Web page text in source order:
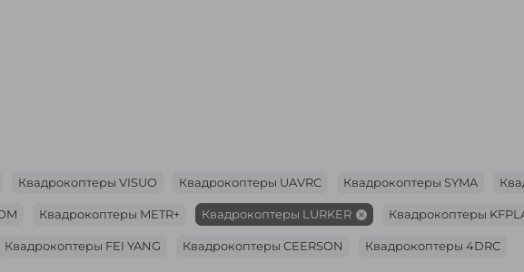
Квадрокоптеры VISUO Квадрокоптеры UAVRC Квадрокоптеры SYMA
Квадрокоптеры METR+ Квадрокоптеры LURKER Квадрокоптеры
Квадрокоптеры FEI YANG Квадрокоптеры CEERSON Квадрокоптеры 4DRC